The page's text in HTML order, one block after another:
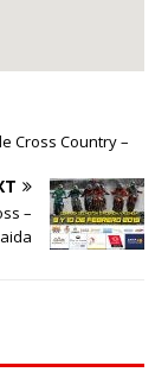
Cross Country –
–